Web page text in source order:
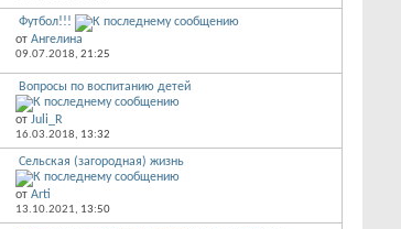
Футбол!!!
от Ангелина
09.07.2018, 21:25
Вопросы по воспитанию детей
от Juli_R
16.03.2018, 13:32
Сельская (загородная) жизнь
от Arti
13.10.2021, 13:50